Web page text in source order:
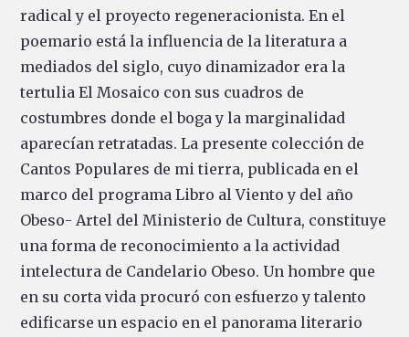
radical y el proyecto regeneracionista. En el
poemario está la influencia de la literatura a
mediados del siglo, cuyo dinamizador era la
tertulia El Mosaico con sus cuadros de
costumbres donde el boga y la marginalidad
aparecían retratadas. La presente colección de
Cantos Populares de mi tierra, publicada en el
marco del programa Libro al Viento y del año
Obeso- Artel del Ministerio de Cultura, constituye
una forma de reconocimiento a la actividad
intelectura de Candelario Obeso. Un hombre que
en su corta vida procuró con esfuerzo y talento
edificarse un espacio en el panorama literario